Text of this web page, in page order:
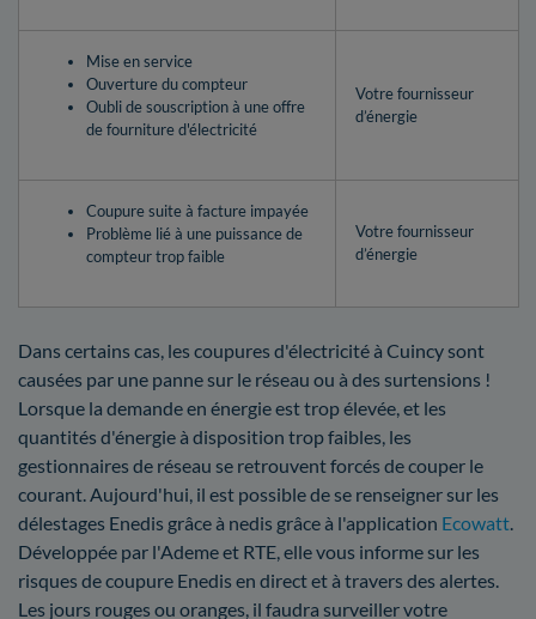
Mise en service
Ouverture du compteur
Oubli de souscription à une offre
de fourniture d'électricité
Votre fournisseur
d’énergie
Coupure suite à facture impayée
Problème lié à une puissance de
compteur trop faible
Votre fournisseur
d’énergie
Dans certains cas, les coupures d'électricité à Cuincy sont
causées par une panne sur le réseau ou à des surtensions !
Lorsque la demande en énergie est trop élevée, et les
quantités d'énergie à disposition trop faibles, les
gestionnaires de réseau se retrouvent forcés de couper le
courant. Aujourd'hui, il est possible de se renseigner sur les
délestages Enedis grâce à nedis grâce à l'application Ecowatt.
Développée par l'Ademe et RTE, elle vous informe sur les
risques de coupure Enedis en direct et à travers des alertes.
Les jours rouges ou oranges, il faudra surveiller votre